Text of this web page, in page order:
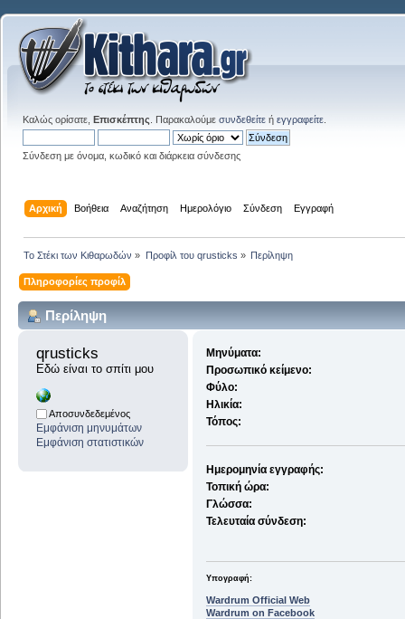
Καλώς ορίσατε, Επισκέπτης . Παρακαλούμε συνδεθείτε ή εγγραφείτε
Σύνδεση με όνομα, κωδικό και διάρκεια σύνδεσης
Αρχική Βοήθεια Αναζήτηση Ημερολόγιο Σύνδεση Εγγραφή
Το Στέκι των Κιθαρωδών » Προφίλ του qrusticks » Περίληψη
Πληροφορίες προφίλ
Περίληψη
qrusticks
Εδώ είναι το σπίτι μου
Αποσυνδεδεμένος
Εμφάνιση μηνυμάτων
Εμφάνιση στατιστικών
Μηνύματα:
Προσωπικό κείμενο:
Φύλο:
Ηλικία:
Τόπος:
Ημερομηνία εγγραφής:
Τοπική ώρα:
Γλώσσα:
Τελευταία σύνδεση:
Υπογραφή:
Wardrum Official Web
Wardrum on Facebook